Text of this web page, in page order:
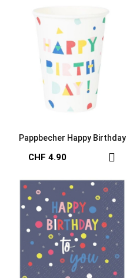
Pappbecher Happy Birthday
CHF 4.90